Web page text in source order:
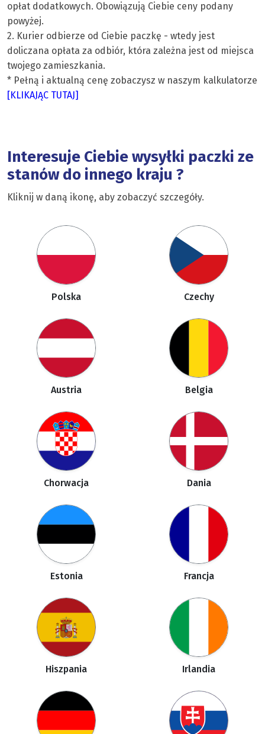
opłat dodatkowych. Obowiązują Ciebie ceny podany
powyżej.
2. Kurier odbierze od Ciebie paczkę - wtedy jest
doliczana opłata za odbiór, która zależna jest od miejsca
twojego zamieszkania.
* Pełną i aktualną cenę zobaczysz w naszym kalkulatorze
[KLIKAJĄC TUTAJ]
Interesuje Ciebie wysyłki paczki ze
stanów do innego kraju ?
Kliknij w daną ikonę, aby zobaczyć szczegóły.
Polska Czechy
Austria Belgia
Chorwacja Dania
Estonia Francja
Hiszpania Irlandia